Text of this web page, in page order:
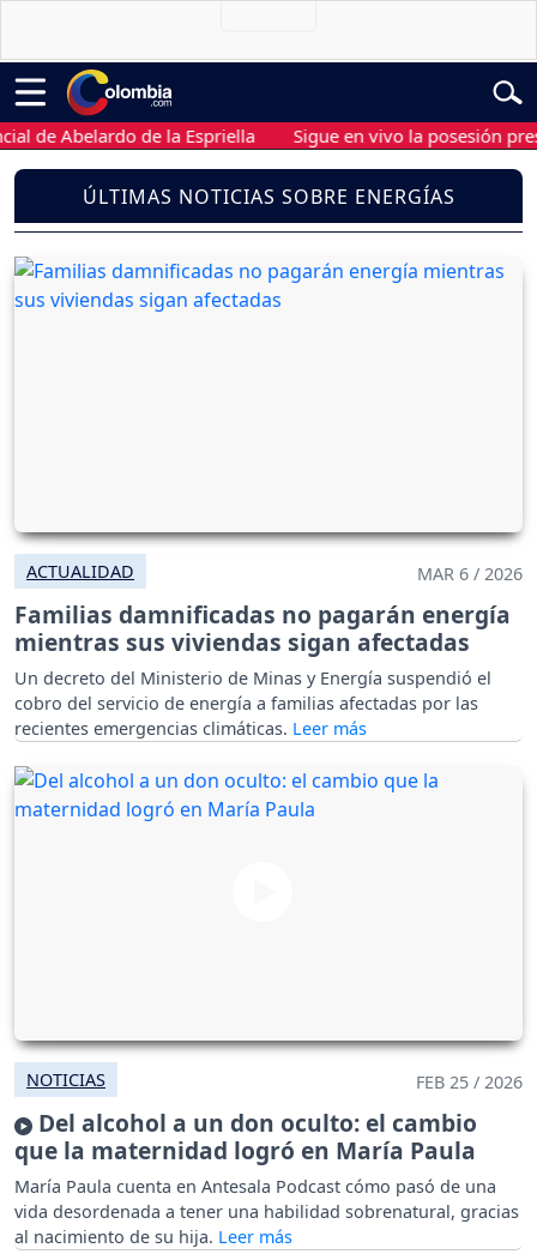
de la Espriella Sigue en vivo la posesión
ÚLTIMAS NOTICIAS SOBRE ENERGÍAS
ACTUALIDAD MAR 6 / 2026
Familias damnificadas no pagarán energía
mientras sus viviendas sigan afectadas
Un decreto del Ministerio de Minas y Energía suspendió el
cobro del servicio de energía a familias afectadas por las
recientes emergencias climáticas.
NOTICIAS FEB 25 / 2026
Del alcohol a un don oculto: el cambio
que la maternidad logró en María Paula
María Paula cuenta en Antesala Podcast cómo pasó de una
vida desordenada a tener una habilidad sobrenatural, gracias
al nacimiento de su hija.